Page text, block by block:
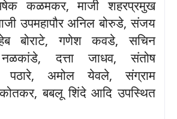
कळमकर,माजी शहरप्रमुख
उपमहापौर अनिल बोरुडे,संजय
बोराटे,गणेश कवडे,सचिन
,दत्ता जाधव,संतोष
, अमोल येवले,संग्राम
,बबलू शिंदे आदि उपस्थित